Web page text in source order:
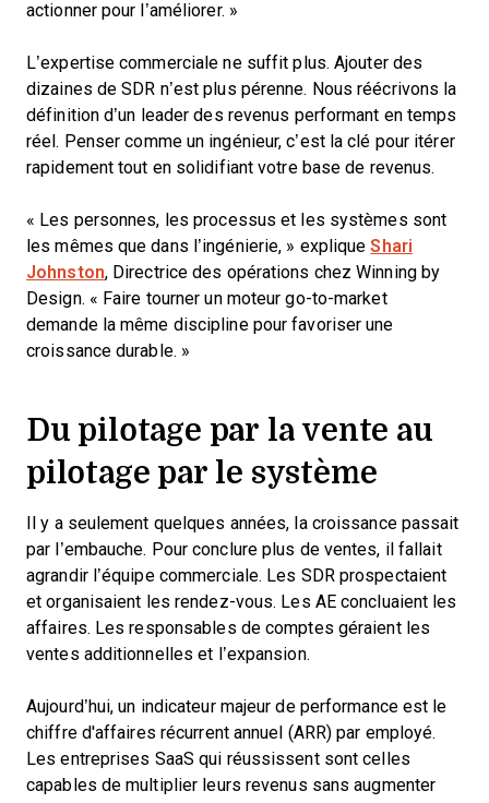
actionner pour l’améliorer. »
L’expertise commerciale ne suffit plus. Ajouter des
dizaines de SDR n’est plus pérenne. Nous réécrivons la
définition d’un leader des revenus performant en temps
réel. Penser comme un ingénieur, c’est la clé pour itérer
rapidement tout en solidifiant votre base de revenus.
« Les personnes, les processus et les systèmes sont
les mêmes que dans l’ingénierie, » expliqueShari
Johnston, Directrice des opérations chez Winning by
Design. « Faire tourner un moteur go-to-market
demande la même discipline pour favoriser une
croissance durable. »
Du pilotage par la vente au
pilotage par le système
Il y a seulement quelques années, la croissance passait
par l’embauche. Pour conclure plus de ventes, il fallait
agrandir l’équipe commerciale. Les SDR prospectaient
et organisaient les rendez-vous. Les AE concluaient les
affaires. Les responsables de comptes géraient les
ventes additionnelles et l’expansion.
Aujourd’hui, un indicateur majeur de performance est le
chiffre d'affaires récurrent annuel (ARR) par employé.
Les entreprises SaaS qui réussissent sont celles
capables de multiplier leurs revenus sans augmenter